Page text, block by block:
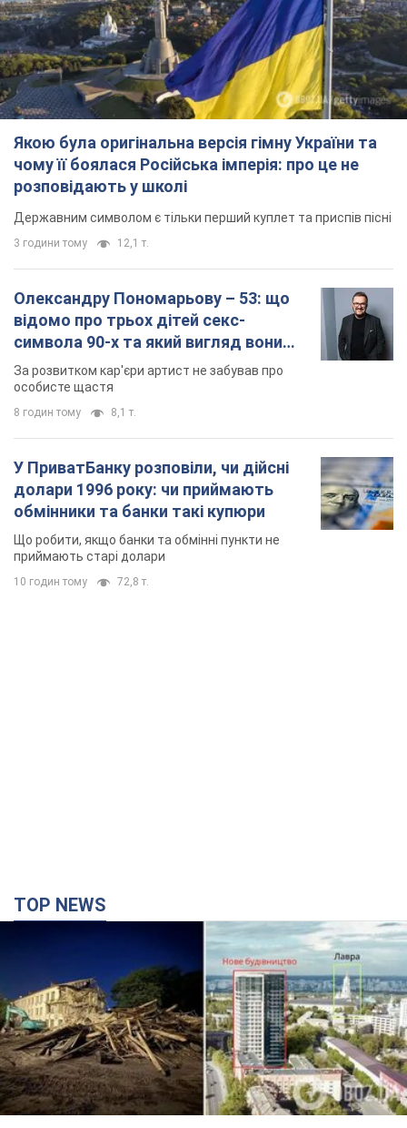
Якою була оригінальна версія гімну України та
чому її боялася Російська імперія: про це не
розповідають у школі
Державним символом є тільки перший куплет та приспів пісні
3 години тому 12,1 т.
Олександру Пономарьову – 53: що
відомо про трьох дітей секс-
символа 90-х та який вигляд вони
мають
За розвитком кар'єри артист не забував про
особисте щастя
8 годин тому 8,1 т.
У ПриватБанку розповіли, чи дійсні
долари 1996 року: чи приймають
обмінники та банки такі купюри
Що робити, якщо банки та обмінні пункти не
приймають старі долари
10 годин тому 72,8 т.
TOP NEWS